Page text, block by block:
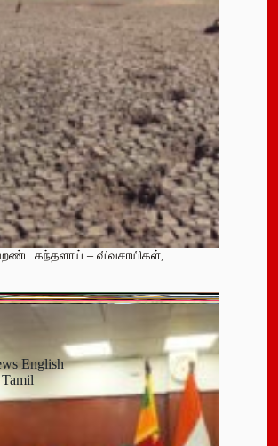
கந்தளாய் – விவசாயிகள்,
NPP உறுப்பினர் திடீர் ராஜினாமா!
English